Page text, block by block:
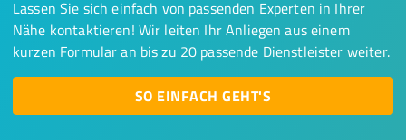
Lassen Sie sich einfach von passenden Experten in Ihrer
Nähe kontaktieren! Wir leiten Ihr Anliegen aus einem
kurzen Formular an bis zu 20 passende Dienstleister weiter.
SO EINFACH GEHT'S